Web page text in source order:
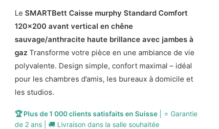
Le SMARTBett Caisse murphy Standard Comfort
120x200 avant vertical en chêne
sauvage/anthracite haute brillance avec jambes à
gaz Transforme votre pièce en une ambiance de vie
polyvalente. Design simple, confort maximal – idéal
pour les chambres d’amis, les bureaux à domicile et
les studios.
🏆 Plus de 1 000 clients satisfaits en Suisse | ⭐ Garantie
de 2 ans | 🚚 Livraison dans la salle souhaitée